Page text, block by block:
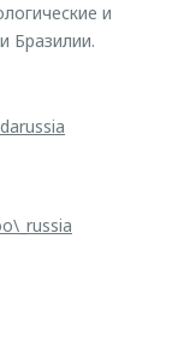
и
Бразилии.